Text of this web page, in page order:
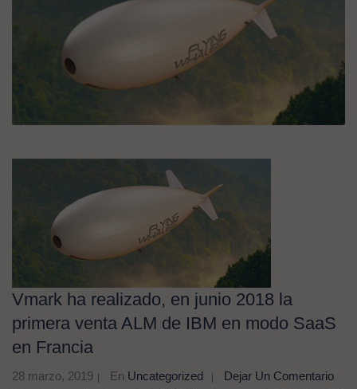
Vmark ha realizado, en junio 2018 la
primera venta ALM de IBM en modo SaaS
en Francia
28 marzo, 2019 En Uncategorized
Dejar Un Comentario